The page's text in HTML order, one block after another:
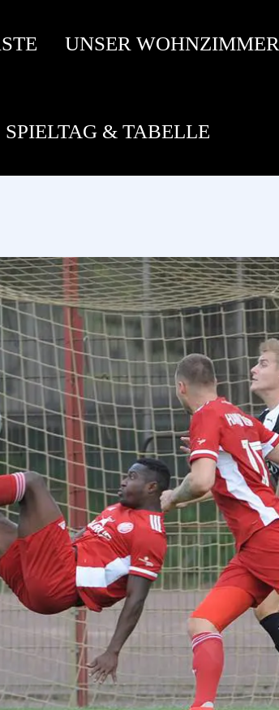
UNSER WOHNZIMMER
SPIELTAG & TABELLE